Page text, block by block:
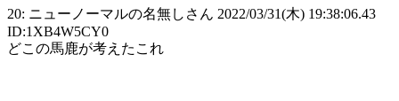
20: ニューノーマルの名無しさん 2022/03/31(木) 19:38:06.43
ID:1XB4W5CY0
どこの馬鹿が考えたこれ